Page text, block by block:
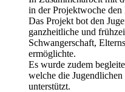
in der Projektwoche
Das Projekt bot den
ganzheitliche und
Schwangerschaft,
ermöglichte.
Es wurde zudem
welche die
unterstützt.